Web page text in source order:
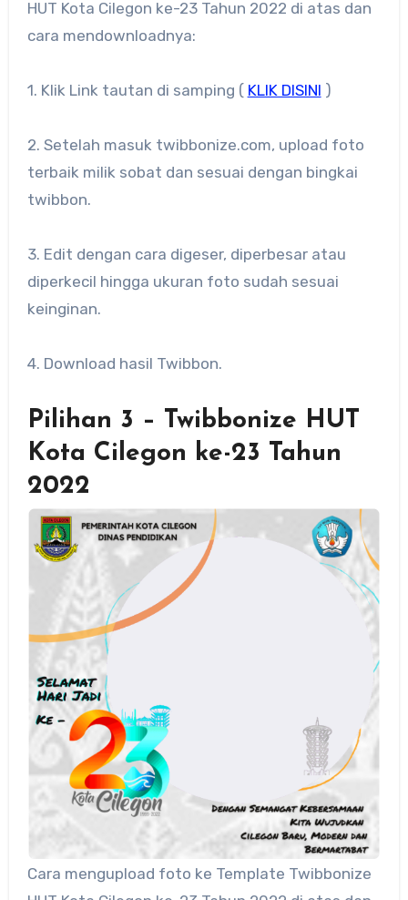
HUT Kota Cilegon ke-23 Tahun 2022 di atas dan
cara mendownloadnya:
1. Klik Link tautan di samping ( KLIK DISINI )
2. Setelah masuk twibbonize.com, upload foto
terbaik milik sobat dan sesuai dengan bingkai
twibbon.
3. Edit dengan cara digeser, diperbesar atau
diperkecil hingga ukuran foto sudah sesuai
keinginan.
4. Download hasil Twibbon.
Pilihan 3 – Twibbonize HUT
Kota Cilegon ke-23 Tahun
2022
Cara mengupload foto ke Template Twibbonize